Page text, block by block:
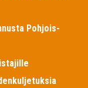
Pohjois-